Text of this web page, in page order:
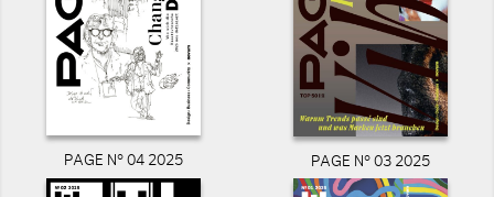
PAGE N° 04 2025 PAGE N° 03 2025